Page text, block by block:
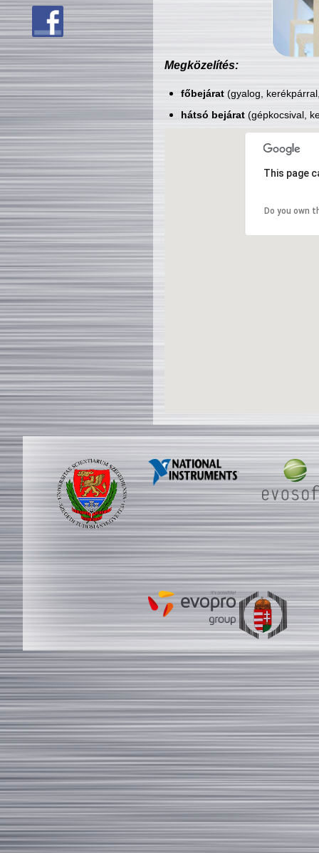
Megközelítés:
főbejárat(gyalog,
hátsó bejárat(gépkocsival,
This page
Do you own